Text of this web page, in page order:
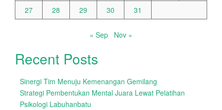
27
28 29 30 31
« Sep Nov »
Recent Posts
Sinergi Tim Menuju Kemenangan Gemilang
Strategi Pembentukan Mental Juara Lewat Pelatihan
Psikologi Labuhanbatu